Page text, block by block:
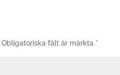
Obligatoriska fält är märkta *